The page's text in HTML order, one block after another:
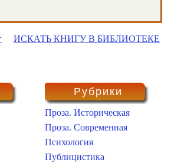
ИСКАТЬ КНИГУ В БИБЛИОТЕКЕ
Рубрики
Проза. Историческая
Проза. Современная
Психология
Публицистика